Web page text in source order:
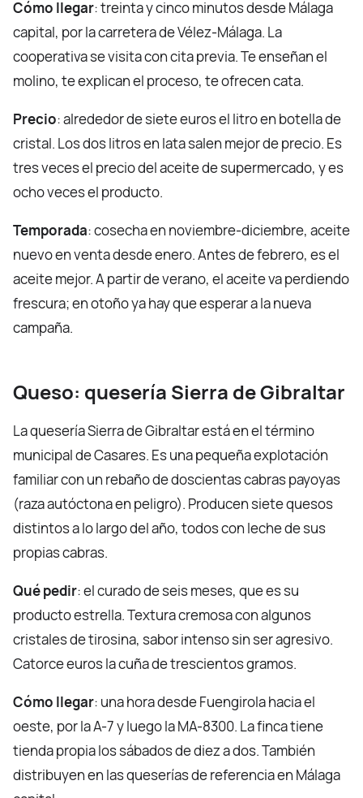
Cómo llegar: treinta y cinco minutos desde Málaga
capital, por la carretera de Vélez-Málaga. La
cooperativa se visita con cita previa. Te enseñan el
molino, te explican el proceso, te ofrecen cata.
Precio: alrededor de siete euros el litro en botella de
cristal. Los dos litros en lata salen mejor de precio. Es
tres veces el precio del aceite de supermercado, y es
ocho veces el producto.
Temporada: cosecha en noviembre-diciembre, aceite
nuevo en venta desde enero. Antes de febrero, es el
aceite mejor. A partir de verano, el aceite va perdiendo
frescura; en otoño ya hay que esperar a la nueva
campaña.
Queso: quesería Sierra de Gibraltar
La quesería Sierra de Gibraltar está en el término
municipal de Casares. Es una pequeña explotación
familiar con un rebaño de doscientas cabras payoyas
(raza autóctona en peligro). Producen siete quesos
distintos a lo largo del año, todos con leche de sus
propias cabras.
Qué pedir: el curado de seis meses, que es su
producto estrella. Textura cremosa con algunos
cristales de tirosina, sabor intenso sin ser agresivo.
Catorce euros la cuña de trescientos gramos.
Cómo llegar: una hora desde Fuengirola hacia el
oeste, por la A-7 y luego la MA-8300. La finca tiene
tienda propia los sábados de diez a dos. También
distribuyen en las queserías de referencia en Málaga